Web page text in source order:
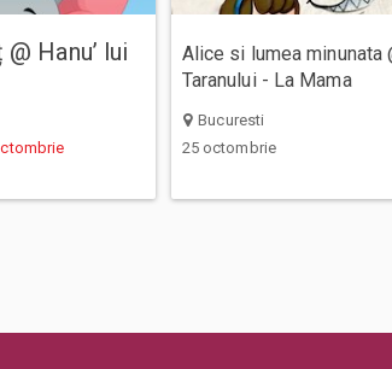
Hanu’ lui
Alice si lumea minunata
Taranului - La Mama
Bucuresti
25 octombrie